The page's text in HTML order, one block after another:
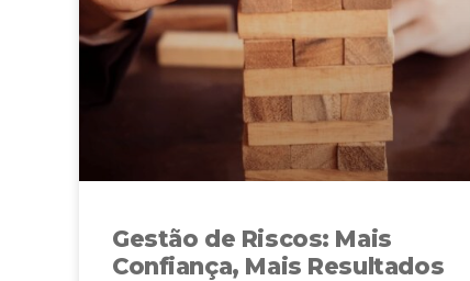
Gestão de Riscos: Mais
Confiança, Mais Resultados